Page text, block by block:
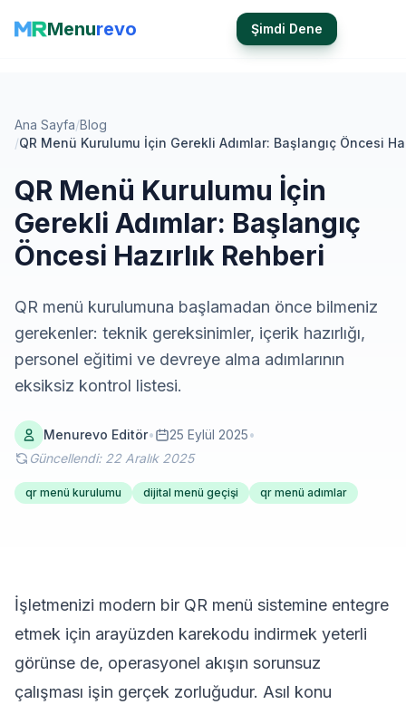
Menurevo Şimdi Dene
Ana Sayfa/Blog
/QR Menü Kurulumu İçin Gerekli Adımlar: Başlangıç Öncesi
QR Menü Kurulumu İçin
Gerekli Adımlar: Başlangıç
Öncesi Hazırlık Rehberi
QR menü kurulumuna başlamadan önce bilmeniz
gerekenler: teknik gereksinimler, içerik hazırlığı,
personel eğitimi ve devreye alma adımlarının
eksiksiz kontrol listesi.
Menurevo Editör• 25 Eylül 2025•
Güncellendi: 22 Aralık 2025
qr menü kurulumu dijital menü geçişi qr menü adımlar
İşletmenizi modern bir QR menü sistemine entegre
etmek için arayüzden karekodu indirmek yeterli
görünse de, operasyonel akışın sorunsuz
çalışması işin gerçek zorluğudur. Asıl konu